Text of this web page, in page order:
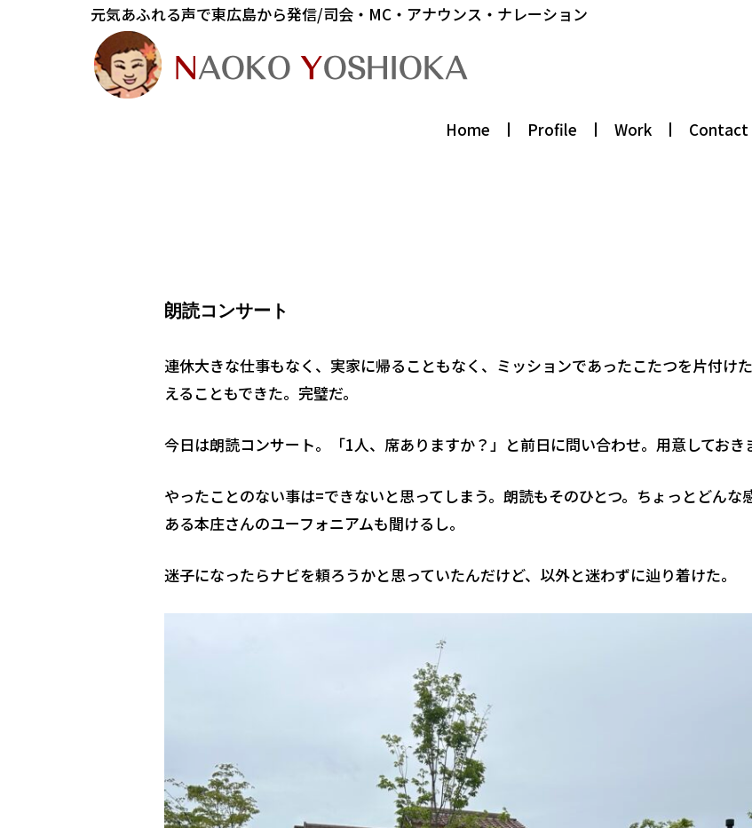
元気あふれる声で東広島から発信/司会・MC・アナウンス・ナレーション
Home Profile Work Contact
朗読コンサート
連休大きな仕事もなく、実家に帰ることもなく、ミッションであったこたつを片付け
えることもできた。完璧だ。
今日は朗読コンサート。「1人、席ありますか？」と前日に問い合わせ。用意しておき
やったことのない事は=できないと思ってしまう。朗読もそのひとつ。ちょっとどん
ある本庄さんのユーフォニアムも聞けるし。
迷子になったらナビを頼ろうかと思っていたんだけど、以外と迷わずに辿り着けた。